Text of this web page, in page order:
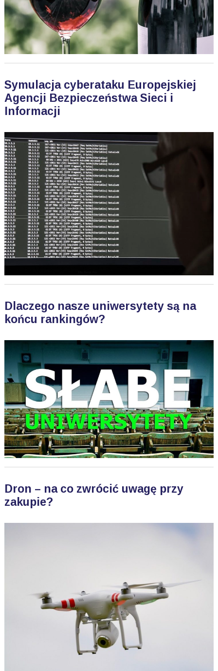
Symulacja cyberataku Europejskiej
Agencji Bezpieczeństwa Sieci i
Informacji
Dlaczego nasze uniwersytety są na
końcu rankingów?
Dron – na co zwrócić uwagę przy
zakupie?